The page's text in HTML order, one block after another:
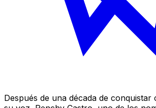
Después de una década de